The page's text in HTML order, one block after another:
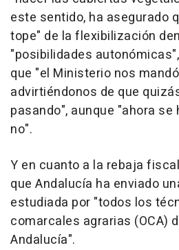
este sentido, ha asegurado
tope" de la flexibilización
"posibilidades
que "el Ministerio nos
advirtiéndonos de que
pasando", aunque "ahora
no".
Y en cuanto a la rebaja
que Andalucía ha enviado
estudiada por "todos los
comarcales agrarias (OCA)
Andalucía".